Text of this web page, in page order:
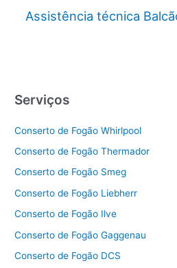
Assistência técnica
Serviços
Conserto de Fogão Whirlpool
Conserto de Fogão Thermador
Conserto de Fogão Smeg
Conserto de Fogão Liebherr
Conserto de Fogão Ilve
Conserto de Fogão Gaggenau
Conserto de Fogão DCS